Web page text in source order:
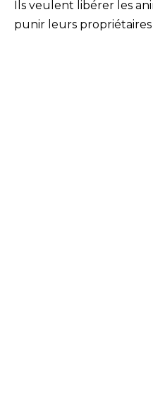
Ils veulent libérer les
punir leurs propriétaires